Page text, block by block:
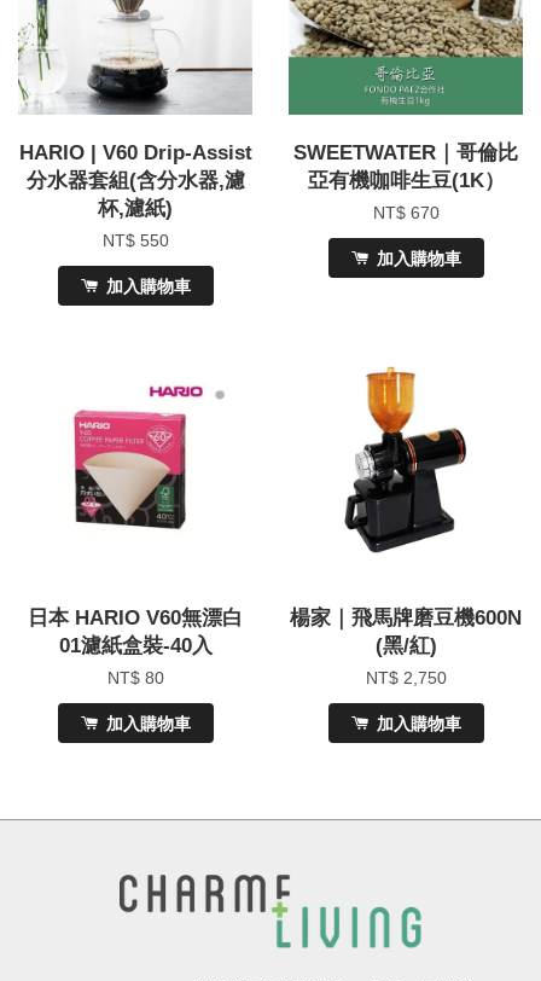
HARIO | V60 Drip-Assist
分水器套組(含分水器,濾
杯,濾紙)
NT$ 550
加入購物車
SWEETWATER｜哥倫比
亞有機咖啡生豆(1K）
NT$ 670
加入購物車
日本 HARIO V60無漂白
01濾紙盒裝-40入
NT$ 80
加入購物車
楊家｜飛馬牌磨豆機600N
(黑/紅)
NT$ 2,750
加入購物車